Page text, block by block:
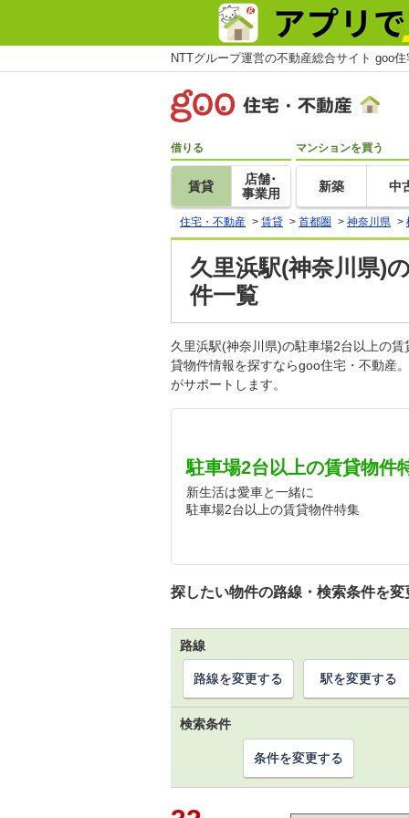
NTTグループ運営の不動産総合サイト goo
借りる
賃貸
店舗･
事業用
マンションを買う
新築 中
住宅・不動産 > 賃貸 > 首都圏 > 神奈川県 >
久里浜駅(神奈川県)
件一覧
久里浜駅(神奈川県)の駐車場2台以上の
貸物件情報を探すならgoo住宅・不動産
がサポートします。
駐車場2台以上の賃貸物件
新生活は愛車と一緒に
駐車場2台以上の賃貸物件特集
探したい物件の路線・検索条件を変
路線
路線を変更する 駅を変更する
検索条件
条件を変更する